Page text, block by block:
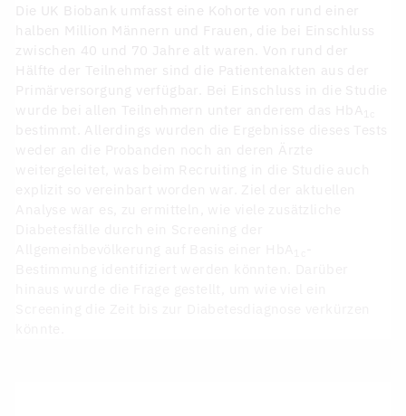
Die UK Biobank umfasst eine Kohorte von rund einer
halben Million Männern und Frauen, die bei Einschluss
zwischen 40 und 70 Jahre alt waren. Von rund der